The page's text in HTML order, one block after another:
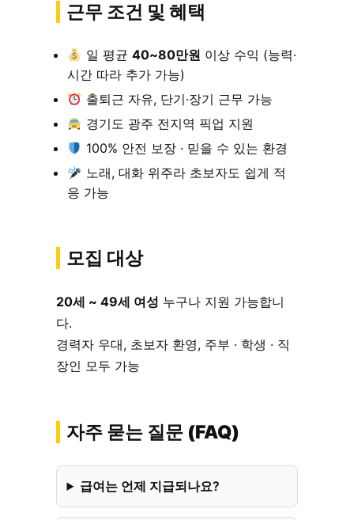
근무 조건 및 혜택
일 평균 40~80만원 이상 수익 (능력·
시간 따라 추가 가능)
출퇴근 자유, 단기·장기 근무 가능
경기도 광주 전지역 픽업 지원
100% 안전 보장 · 믿을 수 있는 환경
노래, 대화 위주라 초보자도 쉽게 적
응 가능
모집 대상
20세 ~ 49세 여성 누구나 지원 가능합니
다.
경력자 우대, 초보자 환영, 주부 · 학생 · 직
장인 모두 가능
자주 묻는 질문 (FAQ)
급여는 언제 지급되나요?